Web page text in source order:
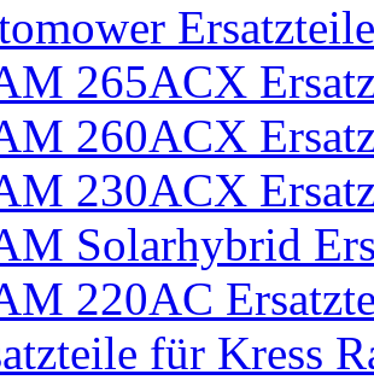
265ACX
260ACX
230ACX
Solarhybrid
220AC
für Kress